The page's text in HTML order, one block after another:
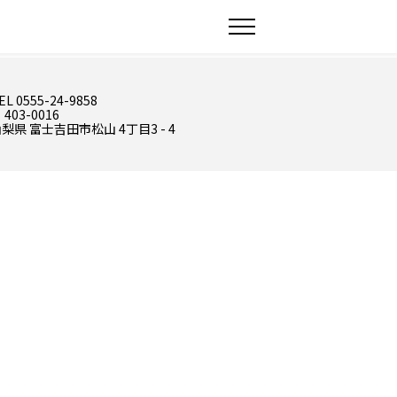
0555-24-9858
403-0016
県 富士吉田市松山 4丁目3 - 4